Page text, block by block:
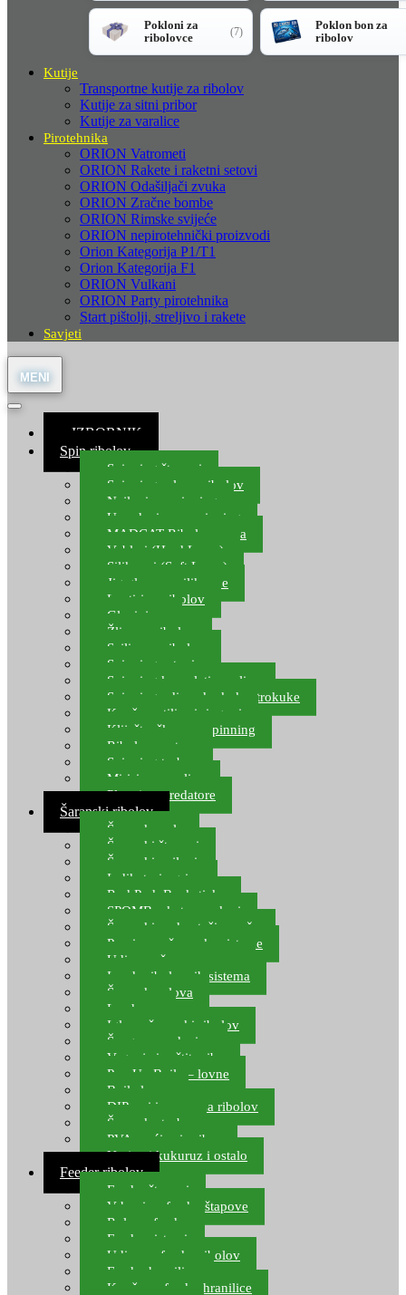
Pokloni za
ribolovce
(7)
Poklon bon za
ribolov
Kutije
Transportne kutije za ribolov
Kutije za sitni pribor
Kutije za varalice
Pirotehnika
ORION Vatrometi
ORION Rakete i raketni setovi
ORION Odašiljači zvuka
ORION Zračne bombe
ORION Rimske svijeće
ORION nepirotehnički proizvodi
Orion Kategorija P1/T1
Orion Kategorija F1
ORION Vulkani
ORION Party pirotehnika
Start pištolji, streljivo i rakete
Savjeti
≡ IZBORNIK
Spin ribolov
Spinning štapovi
Spinning role za ribolov
Najloni za spinning
Upredenice za spinning
MADCAT Ribolov soma
Vobleri (Hard Lures)
Silikonci (Soft Lures)
Jig glave za silikonce
Leptiri za ribolov
Glavinjare
Žlice za ribolov
Sajlice za ribolov
Spinning setovi
Spinning kompleti varalica
Spinning udice, dvokuke, trokuke
Kopče, vrtilice i ringovi
Kliješta, škare za spinning
Ribolov pastrve
Spinning torbe
Mirisi za varalice
Plovci za predatore
Šaranski ribolov
Šaranske role
Šaranski štapovi
Šaranski najloni
Indikatori ugriza
Rod Pod, Banksticks
SPOMB rakete, markeri
Šaranski podmetači, mreže
Pernice za šaranske sisteme
Udice za šarana, amura
Izrada ribolovnih sistema
Šaranska olova
Leadcore
Igle za šaranski ribolov
Špage, upredenice
Vaganje i zaštita ribe
Pop Up Boile – lovne
Boile lovne
DIP-ovi i arome za ribolov
Šaranske torbe
PVA vrećice i pribor
Umjetni kukuruz i ostalo
Feeder ribolov
Feeder štapovi
Vrhovi za feeder štapove
Role za feeder
Feeder sistemi
Udice za feeder ribolov
Feeder hranilice
Kopče za feeder hranilice